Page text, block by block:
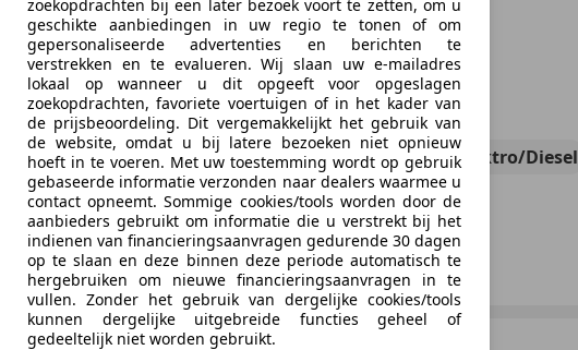
06/2025 12.700 km Elektro/Diesel
SEMPRE F24IVA PAGATA su TUTTE le NOSTRE AUTO!
Automobili Srl - Da Sempre F24 Iva Pagata
Artena – Roma
zoekopdrachten bij een later bezoek voort te zetten, om u
geschikte aanbiedingen in uw regio te tonen of om
gepersonaliseerde advertenties en berichten te
verstrekken en te evalueren. Wij slaan uw e-mailadres
lokaal op wanneer u dit opgeeft voor opgeslagen
zoekopdrachten, favoriete voertuigen of in het kader van
de prijsbeoordeling. Dit vergemakkelijkt het gebruik van
de website, omdat u bij latere bezoeken niet opnieuw
hoeft in te voeren. Met uw toestemming wordt op gebruik
gebaseerde informatie verzonden naar dealers waarmee u
contact opneemt. Sommige cookies/tools worden door de
aanbieders gebruikt om informatie die u verstrekt bij het
indienen van financieringsaanvragen gedurende 30 dagen
op te slaan en deze binnen deze periode automatisch te
hergebruiken om nieuwe financieringsaanvragen in te
vullen. Zonder het gebruik van dergelijke cookies/tools
kunnen dergelijke uitgebreide functies geheel of
gedeeltelijk niet worden gebruikt.